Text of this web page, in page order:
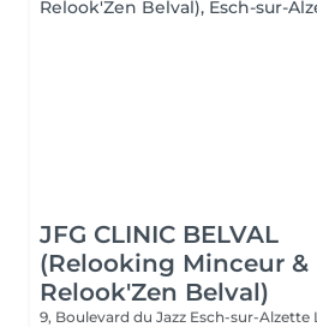
JFG CLINIC BELVAL
(Relooking Minceur &
Relook'Zen Belval)
9, Boulevard du Jazz Esch-sur-Alzette